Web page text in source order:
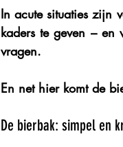
In acute situaties zijn
kaders te geven – en
vragen.
En net hier komt de
De bierbak: simpel en